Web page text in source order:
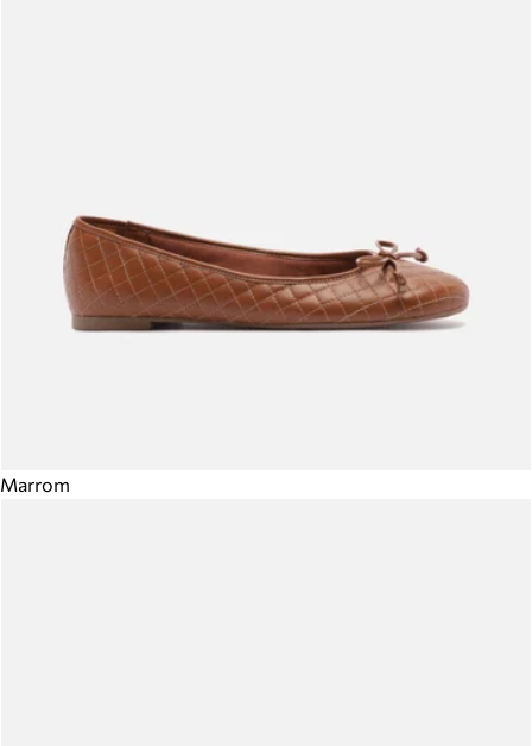
Marrom